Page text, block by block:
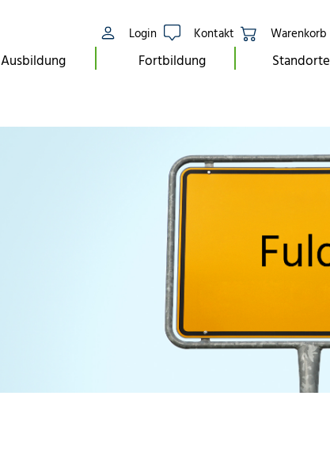
Login Kontakt Warenkorb
Ausbildung Fortbildung Standorte